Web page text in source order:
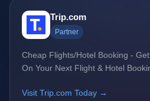
Trip.com
Partner
Cheap Flights/Hotel Booking -
On Your Next Flight & Hotel
Visit Trip.com Today →